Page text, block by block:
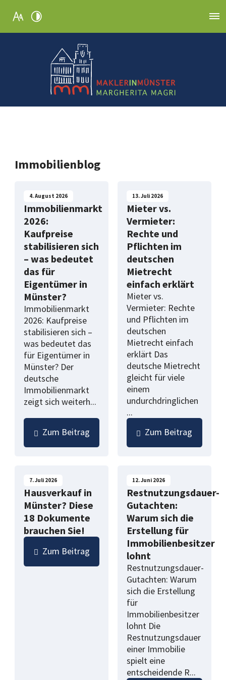
Immobilienblog
4. August 2026
Immobilienmarkt
2026:
Kaufpreise
stabilisieren sich
– was bedeutet
das für
Eigentümer in
Münster?
Immobilienmarkt
2026: Kaufpreise
stabilisieren sich –
was bedeutet das
für Eigentümer in
Münster? Der
deutsche
Immobilienmarkt
zeigt sich weiterh...
Zum Beitrag
13. Juli 2026
Mieter vs.
Vermieter:
Rechte und
Pflichten im
deutschen
Mietrecht
einfach erklärt
Mieter vs.
Vermieter: Rechte
und Pflichten im
deutschen
Mietrecht einfach
erklärt Das
deutsche Mietrecht
gleicht für viele
einem
undurchdringlichen
...
Zum Beitrag
7. Juli 2026
Hausverkauf in
Münster? Diese
18 Dokumente
brauchen Sie!
Zum Beitrag
12. Juni 2026
Restnutzungsdauer-
Gutachten:
Warum sich die
Erstellung für
Immobilienbesitzer
lohnt
Restnutzungsdauer-
Gutachten: Warum
sich die Erstellung
für
Immobilienbesitzer
lohnt Die
Restnutzungsdauer
einer Immobilie
spielt eine
entscheidende R...